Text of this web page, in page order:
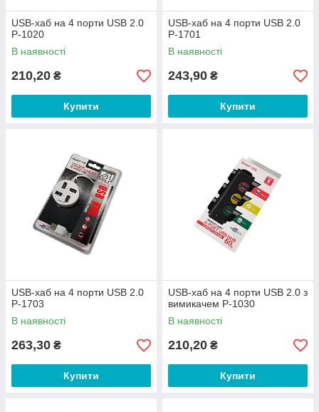
USB-хаб на 4 порти USB 2.0
P-1020
В наявності
210,20 ₴
Купити
USB-хаб на 4 порти USB 2.0
P-1701
В наявності
243,90 ₴
Купити
USB-хаб на 4 порти USB 2.0
P-1703
В наявності
263,30 ₴
Купити
USB-хаб на 4 порти USB 2.0 з
вимикачем P-1030
В наявності
210,20 ₴
Купити